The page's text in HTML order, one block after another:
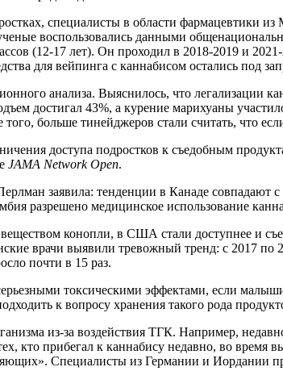
специалисты в области фармацевтики
воспользовались данными
(12-17 лет). Он проходил в 2018-2019 и
для вейпинга с каннабисом остались под
анализа. Выяснилось, что легализации
достигал 43%, а курение марихуаны
больше тинейджеров стали считать, что
доступа подростков к съедобным
JAMA Network Open.
заявила: тенденции в Канаде
разрешено медицинское использование
конопли, в США стали доступнее и
врачи выявили тревожный тренд: с 2017 по
почти в 15 раз.
токсическими эффектами, если
к вопросу хранения такого рода
из-за воздействия ТГК. Например,
прибегал к каннабису недавно, во время
Специалисты из Германии и Иордании